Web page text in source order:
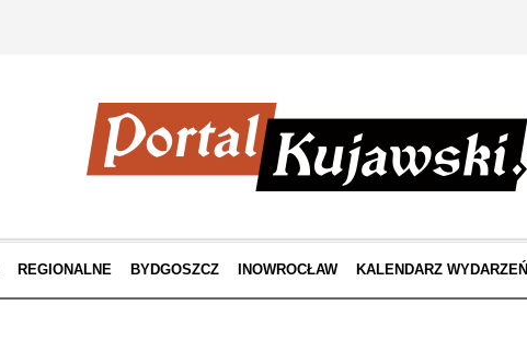
REGIONALNE BYDGOSZCZ INOWROCŁAW KALENDARZ WYDARZEŃ